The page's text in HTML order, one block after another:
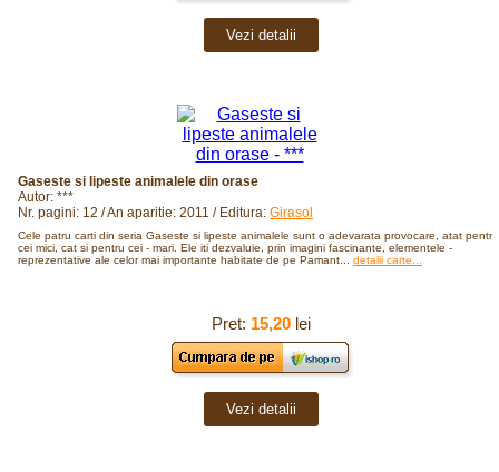
Vezi detalii
Gaseste si lipeste animalele din orase
Autor: ***
Nr. pagini: 12 / An aparitie: 2011 / Editura: Girasol
Cele patru carti din seria Gaseste si lipeste animalele sunt o adevarata provocare, atat pentru
cei mici, cat si pentru cei - mari. Ele iti dezvaluie, prin imagini fascinante, elementele -
reprezentative ale celor mai importante habitate de pe Pamant... detalii carte...
Pret: 15,20lei
Vezi detalii